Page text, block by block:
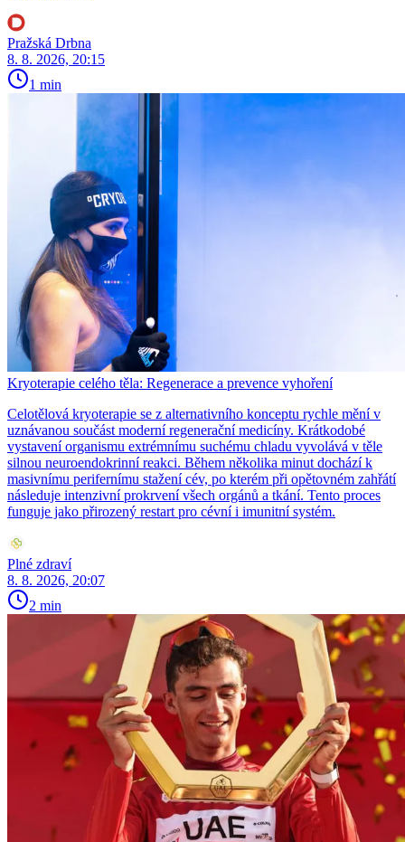
Pražská Drbna
8. 8. 2026, 20:15
1 min
Kryoterapie celého těla: Regenerace a prevence vyhoření
Celotělová kryoterapie se z alternativního konceptu rychle mění v
uznávanou součást moderní regenerační medicíny. Krátkodobé
vystavení organismu extrémnímu suchému chladu vyvolává v těle
silnou neuroendokrinní reakci. Během několika minut dochází k
masivnímu perifernímu stažení cév, po kterém při opětovném zahřátí
následuje intenzivní prokrvení všech orgánů a tkání. Tento proces
funguje jako přirozený restart pro cévní i imunitní systém.
Plné zdraví
8. 8. 2026, 20:07
2 min